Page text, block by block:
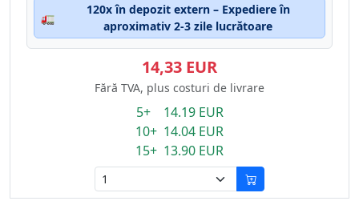
🚛
120x în depozit extern – Expediere în
aproximativ 2-3 zile lucrătoare
14,33 EUR
Fără TVA, plus costuri de livrare
5+ 14.19 EUR
10+ 14.04 EUR
15+ 13.90 EUR